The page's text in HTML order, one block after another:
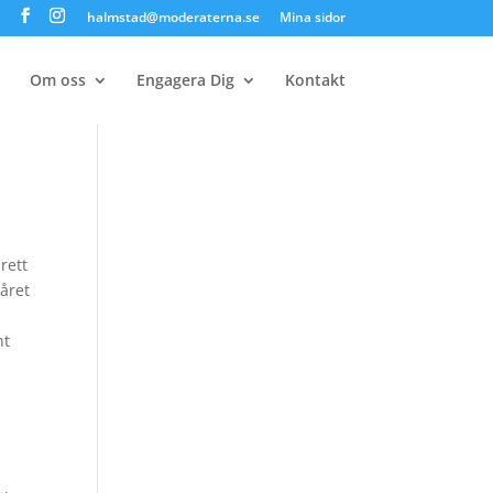
halmstad@moderaterna.se Mina sidor
Om oss Engagera Dig Kontakt